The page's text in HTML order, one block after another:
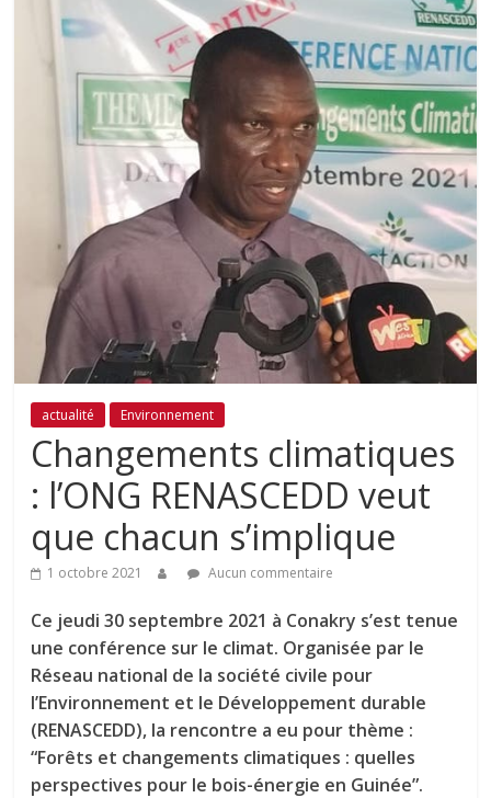
actualité Environnement
Changements climatiques
: l’ONG RENASCEDD veut
que chacun s’implique
1 octobre 2021 Aucun commentaire
Ce jeudi 30 septembre 2021 à Conakry s’est tenue
une conférence sur le climat. Organisée par le
Réseau national de la société civile pour
l’Environnement et le Développement durable
(RENASCEDD), la rencontre a eu pour thème :
“Forêts et changements climatiques : quelles
perspectives pour le bois-énergie en Guinée”.